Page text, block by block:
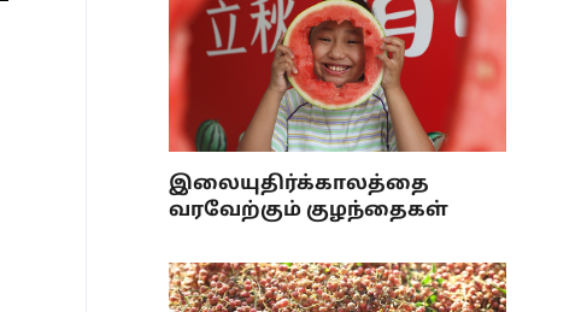
இலையுதிர்க்காலத்தை
வரவேற்கும் குழந்தைகள்